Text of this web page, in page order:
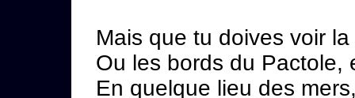
Mais que tu doives voir
Ou les bords du Pactole,
En quelque lieu des